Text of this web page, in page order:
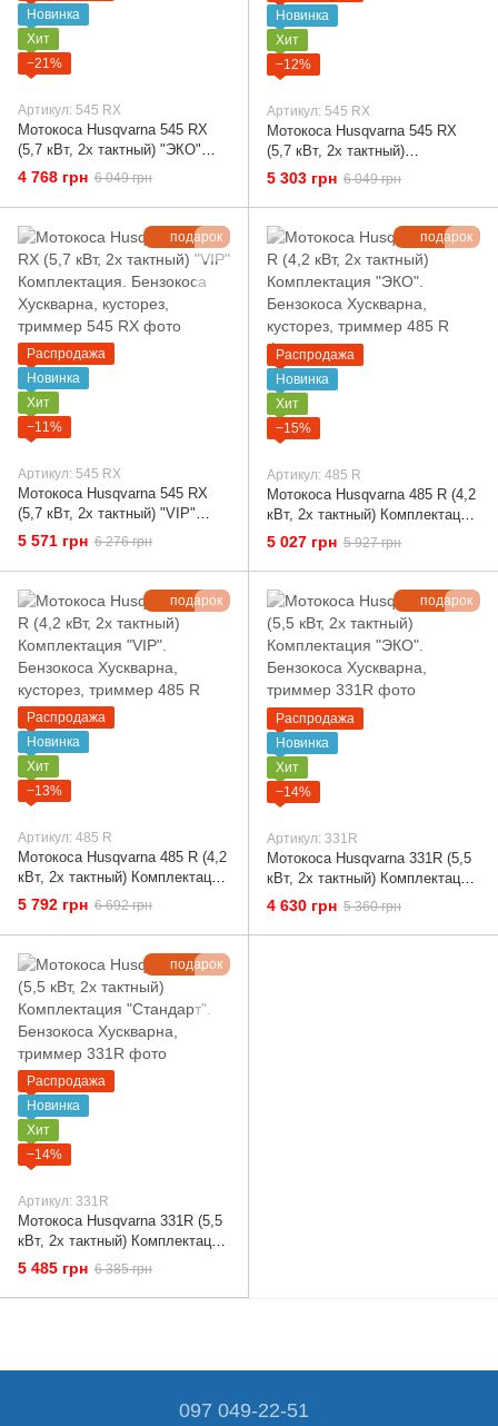
Новинка
Хит
−21%
Артикул: 545 RX
Мотокоса Husqvarna 545 RX
(5,7 кВт, 2х тактный) "ЭКО"
Комплектация. Бензокоса
Хускварна, кусторез, триммер
4 768 грн 6 049 грн
Новинка
Хит
−12%
Артикул: 545 RX
Мотокоса Husqvarna 545 RX
(5,7 кВт, 2х тактный)
"Стандарт" Комплектация.
Бензокоса Хускварна,
кусторез, триммер
5 303 грн 6 049 грн
подарок
Распродажа
Новинка
Хит
−11%
Артикул: 545 RX
Мотокоса Husqvarna 545 RX
(5,7 кВт, 2х тактный) "VIP"
Комплектация. Бензокоса
Хускварна, кусторез, триммер
5 571 грн 6 276 грн
подарок
Распродажа
Новинка
Хит
−15%
Артикул: 485 R
Мотокоса Husqvarna 485 R (4,2
кВт, 2х тактный) Комплектация
"ЭКО". Бензокоса Хускварна,
кусторез, триммер
5 027 грн 5 927 грн
подарок
Распродажа
Новинка
Хит
−13%
Артикул: 485 R
Мотокоса Husqvarna 485 R (4,2
кВт, 2х тактный) Комплектация
"VIP". Бензокоса Хускварна,
кусторез, триммер
5 792 грн 6 692 грн
подарок
Распродажа
Новинка
Хит
−14%
Артикул: 331R
Мотокоса Husqvarna 331R (5,5
кВт, 2х тактный) Комплектация
"ЭКО". Бензокоса Хускварна,
триммер
4 630 грн 5 360 грн
подарок
Распродажа
Новинка
Хит
−14%
Артикул: 331R
Мотокоса Husqvarna 331R (5,5
кВт, 2х тактный) Комплектация
"Стандарт". Бензокоса
Хускварна, триммер
5 485 грн 6 385 грн
097 049-22-51